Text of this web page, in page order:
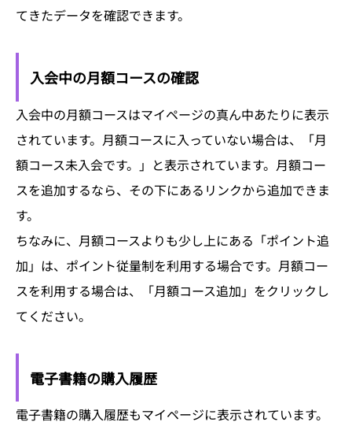
てきたデータを確認できます。
入会中の月額コースの確認
入会中の月額コースはマイページの真ん中あたりに表示
されています。月額コースに入っていない場合は、「月
額コース未入会です。」と表示されています。月額コー
スを追加するなら、その下にあるリンクから追加できま
す。
ちなみに、月額コースよりも少し上にある「ポイント追
加」は、ポイント従量制を利用する場合です。月額コー
スを利用する場合は、「月額コース追加」をクリックし
てください。
電子書籍の購入履歴
電子書籍の購入履歴もマイページに表示されています。